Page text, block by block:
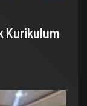
Kurikulum